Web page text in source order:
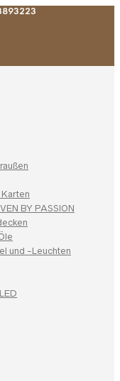
BY PASSION
und -Leuchten